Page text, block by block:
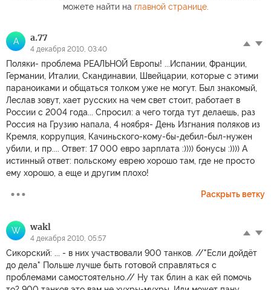
можете найти на главной странице.
A a.77
4 декабря 2010, 03:40
Поляки- проблема РЕАЛЬНОЙ Европы! ...Испании, Франции,
Германии, Италии, Скандинавии, Швейцарии, которые с этими
параноиками и общаться толком уже не могут. Был знакомый,
Леслав зовут, хает русских на чем свет стоит, работает в
России с 2004 года... Спросил: а чего тогда тут делаешь, раз
Россия на Грузию напала, 4 ноября- День Изгнания поляков из
Кремля, коррупция, Качиньского-кому-бы-дебил-был-нужен
убили, и пр.... Ответ: 17 000 евро зарплата :)))) бонусы :)))) А
истинный ответ: польскому еврею хорошо там, где не просто
ему хорошо, а еще и другим плохо!
Раскрыть ветку
W wakl
4 декабря 2010, 05:57
Сикорский: ... - в них участвовали 900 танков. //"Если дойдёт
до дела" Польше лучше быть готовой справляться с
проблемами самостоятельно.// Ну так блин а как ей помочь